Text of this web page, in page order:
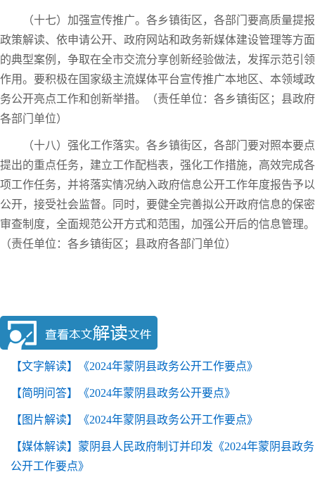
（十七）加强宣传推广。各乡镇街区，各部门要高质量提报
政策解读、依申请公开、政府网站和政务新媒体建设管理等方面
的典型案例，争取在全市交流分享创新经验做法，发挥示范引领
作用。要积极在国家级主流媒体平台宣传推广本地区、本领域政
务公开亮点工作和创新举措。（责任单位：各乡镇街区；县政府
各部门单位）
（十八）强化工作落实。各乡镇街区，各部门要对照本要点
提出的重点任务，建立工作配档表，强化工作措施，高效完成各
项工作任务，并将落实情况纳入政府信息公开工作年度报告予以
公开，接受社会监督。同时，要健全完善拟公开政府信息的保密
审查制度，全面规范公开方式和范围，加强公开后的信息管理。
（责任单位：各乡镇街区；县政府各部门单位）
【文字解读】《2024年蒙阴县政务公开工作要点》
【简明问答】《2024年蒙阴县政务公开要点》
【图片解读】《2024年蒙阴县政务公开工作要点》
【媒体解读】蒙阴县人民政府制订并印发《2024年蒙阴县政务
公开工作要点》